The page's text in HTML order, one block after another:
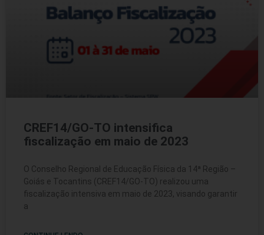
CREF14/GO-TO intensifica
fiscalização em maio de 2023
O Conselho Regional de Educação Física da 14ª Região –
Goiás e Tocantins (CREF14/GO-TO) realizou uma
fiscalização intensiva em maio de 2023, visando garantir
a